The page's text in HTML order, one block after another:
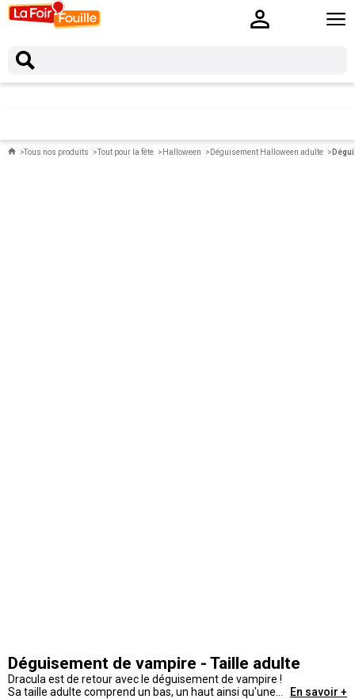
Tous nos produits Tout pour la fête Halloween Déguisement Halloween adulte
Déguisement de vampire - Taille adulte
Dracula est de retour avec le déguisement de vampire !
Sa taille adulte comprend un bas, un haut ainsi qu'une
En savoir +